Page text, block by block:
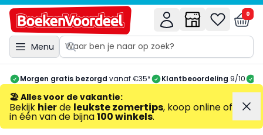
Menu
0
Morgen gratis bezorgd vanaf €35* Klantbeoordeling 9/10
🏖️ Alles voor de vakantie:
Bekijk hierde leukste zomertips, koop online of
in één van de bijna100 winkels.